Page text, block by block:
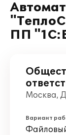
ПП
Москва,
Вариант